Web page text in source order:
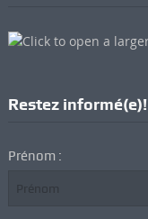
Restez informé(e)!
Prénom :